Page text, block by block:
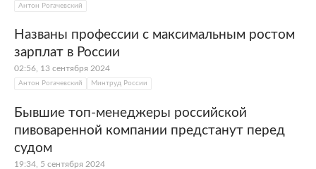
Антон Рогачевский
Названы профессии с максимальным ростом
зарплат в России
02:56, 13 сентября 2024
Антон Рогачевский Минтруд России
Бывшие топ-менеджеры российской
пивоваренной компании предстанут перед
судом
19:34, 5 сентября 2024